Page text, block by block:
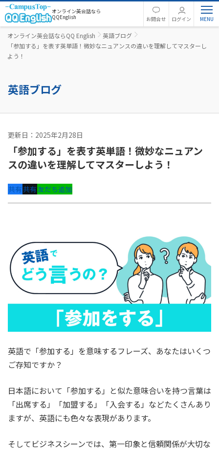
オンライン英会話なら
QQEnglish
お問合せ ログイン
オンライン英会話ならQQ English
英語ブログ
「参加する」を表す英単語！微妙なニュアンスの違いを理解してマスターし
よう！
英語ブログ
更新日：2025年2月28日
「参加する」を表す英単語！微妙なニュアン
スの違いを理解してマスターしよう！
共有共有友だち追加
英語で「参加する」を意味するフレーズ、あなたはいくつ
ご存知ですか？
日本語において「参加する」と似た意味合いを持つ言葉は
「出席する」「加盟する」「入会する」などたくさんあり
ますが、英語にも色々な表現があります。
そしてビジネスシーンでは、第一印象と信頼関係が大切な